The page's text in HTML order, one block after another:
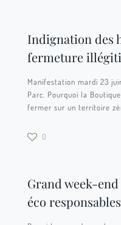
Indignation des
fermeture
Manifestation mardi 23
Parc. Pourquoi la
fermer sur un territoire
0
Grand week-
éco responsables